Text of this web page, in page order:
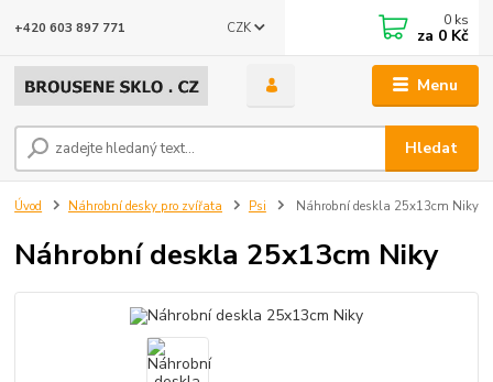
Menu
CZK
Hledat
+420 603 897 771 0 ks
za 0 Kč
Úvod Náhrobní desky pro zvířata Psi Náhrobní deskla 25x13cm Niky
Náhrobní deskla 25x13cm Niky